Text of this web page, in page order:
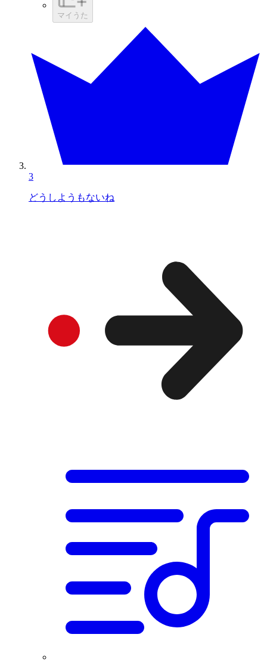
マイうた
3
どうしようもないね